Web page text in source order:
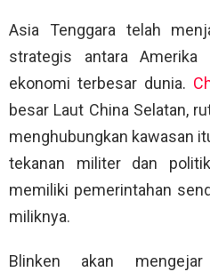
Asia Tenggara telah
strategis antara
ekonomi terbesar dunia.
besar Laut China Selatan,
menghubungkan kawasan
tekanan militer dan
memiliki pemerintahan
miliknya.
Blinken akan